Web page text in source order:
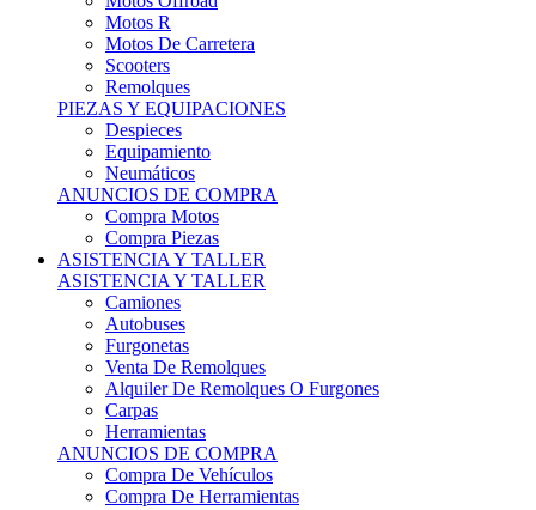
Motos R
Motos De Carretera
Scooters
Remolques
PIEZAS Y EQUIPACIONES
Despieces
Equipamiento
Neumáticos
ANUNCIOS DE COMPRA
Compra Motos
Compra Piezas
ASISTENCIA Y TALLER
ASISTENCIA Y TALLER
Camiones
Autobuses
Furgonetas
Venta De Remolques
Alquiler De Remolques O Furgones
Carpas
Herramientas
ANUNCIOS DE COMPRA
Compra De Vehículos
Compra De Herramientas